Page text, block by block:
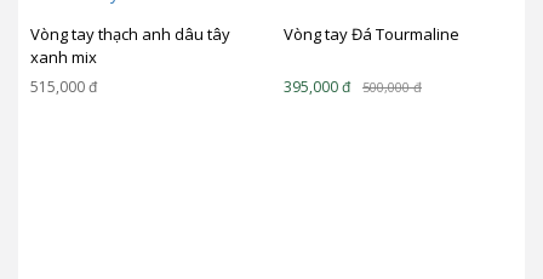
Vòng tay thạch anh dâu tây
xanh mix
515,000đ
Vòng tay Đá Tourmaline
500,000đ
395,000đ